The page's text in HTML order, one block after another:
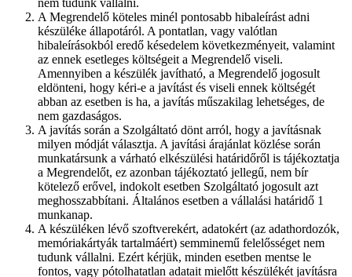
nem tudunk vállalni.
A Megrendelő köteles minél pontosabb hibaleírást adni
készüléke állapotáról. A pontatlan, vagy valótlan
hibaleírásokból eredő késedelem következményeit, valamint
az ennek esetleges költségeit a Megrendelő viseli.
Amennyiben a készülék javítható, a Megrendelő jogosult
eldönteni, hogy kéri-e a javítást és viseli ennek költségét
abban az esetben is ha, a javítás műszakilag lehetséges, de
nem gazdaságos.
A javítás során a Szolgáltató dönt arról, hogy a javításnak
milyen módját választja. A javítási árajánlat közlése során
munkatársunk a várható elkészülési határidőről is tájékoztatja
a Megrendelőt, ez azonban tájékoztató jellegű, nem bír
kötelező erővel, indokolt esetben Szolgáltató jogosult azt
meghosszabbítani. Általános esetben a vállalási határidő 1
munkanap.
A készüléken lévő szoftverekért, adatokért (az adathordozók,
memóriakártyák tartalmáért) semminemű felelősséget nem
tudunk vállalni. Ezért kérjük, minden esetben mentse le
fontos, vagy pótolhatatlan adatait mielőtt készülékét javításra